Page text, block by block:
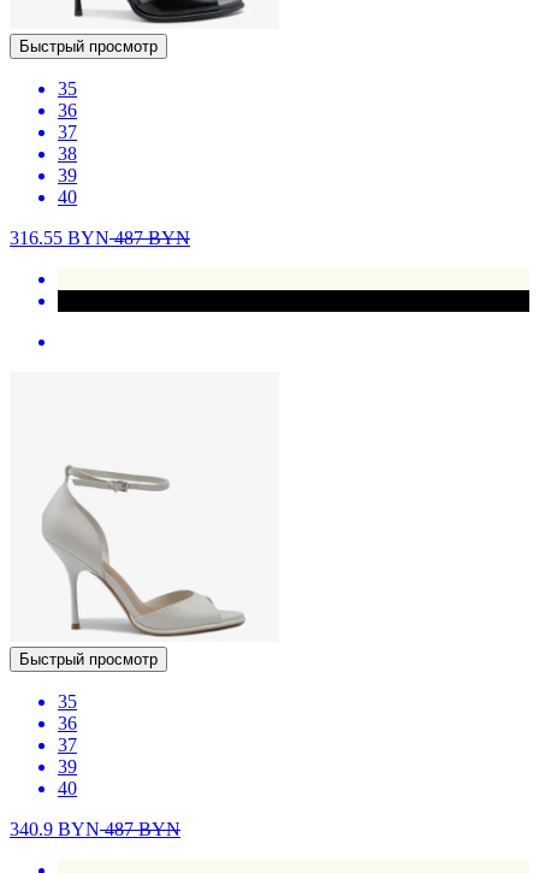
Быстрый просмотр
35
36
37
38
39
40
316.55 BYN487BYN
Быстрый просмотр
35
36
37
39
40
340.9 BYN487BYN